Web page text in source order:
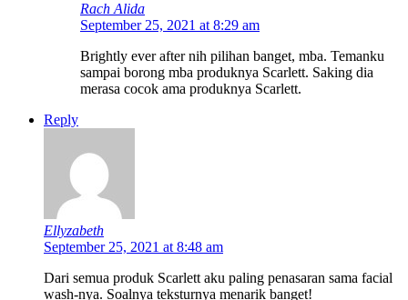
Rach Alida
September 25, 2021 at 8:29 am
Brightly ever after nih pilihan banget, mba. Temanku
sampai borong mba produknya Scarlett. Saking dia
merasa cocok ama produknya Scarlett.
Reply
Ellyzabeth
September 25, 2021 at 8:48 am
Dari semua produk Scarlett aku paling penasaran sama facial
wash-nya. Soalnya teksturnya menarik banget!